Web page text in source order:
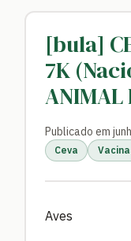
[bula]
7K
ANIMAL
Publicado em
Ceva
Aves